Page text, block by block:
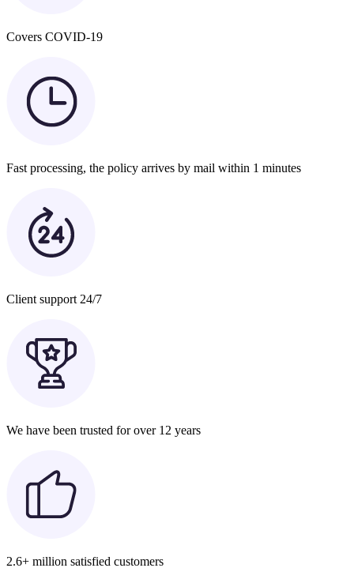
Covers COVID-19
Fast processing, the policy arrives by mail within 1 minutes
Client support 24/7
We have been trusted for over 12 years
2.6+ million satisfied customers